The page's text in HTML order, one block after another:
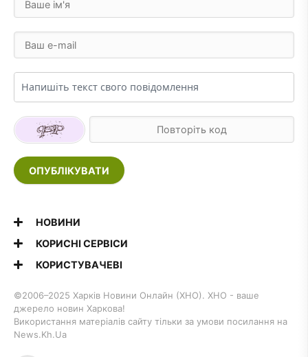
ОПУБЛІКУВАТИ
НОВИНИ
КОРИСНІ СЕРВІСИ
КОРИСТУВАЧЕВІ
©2006–2025 Харків Новини Онлайн (ХНО). ХНО - ваше
джерело новин Харкова!
Використання матеріалів сайту тільки за умови посилання на
News.Kh.Ua